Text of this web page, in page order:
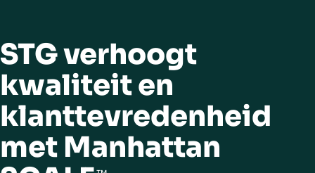
STG verhoogt
kwaliteit en
klanttevredenheid
met Manhattan